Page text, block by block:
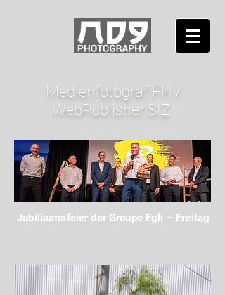
Medienfotograf FH /
WebPublisher SIZ
Jubiläumsfeier der Groupe Egli – Freitag